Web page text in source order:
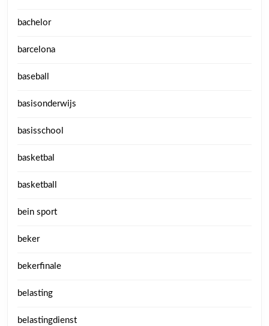
bachelor
barcelona
baseball
basisonderwijs
basisschool
basketbal
basketball
bein sport
beker
bekerfinale
belasting
belastingdienst